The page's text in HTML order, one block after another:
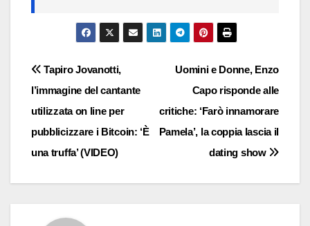
Navigazione
articoli
Uomini e Donne, Enzo
Capo risponde alle
critiche: ‘Farò innamorare
Pamela’, la coppia lascia il
dating show
Tapiro Jovanotti,
l’immagine del cantante
utilizzata on line per
pubblicizzare i Bitcoin: ‘È
una truffa’ (VIDEO)